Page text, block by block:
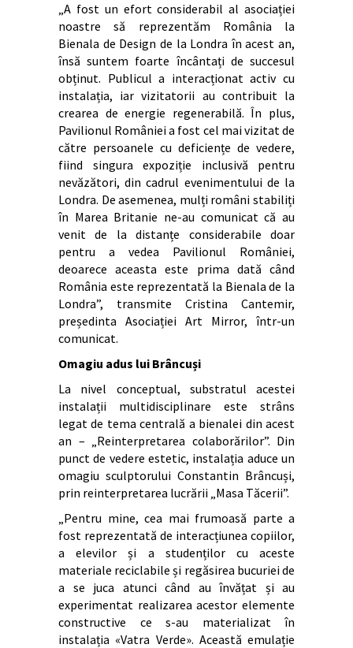
„A fost un efort considerabil al asociației
noastre să reprezentăm România la
Bienala de Design de la Londra în acest an,
însă suntem foarte încântați de succesul
obținut. Publicul a interacționat activ cu
instalația, iar vizitatorii au contribuit la
crearea de energie regenerabilă. În plus,
Pavilionul României a fost cel mai vizitat de
către persoanele cu deficiențe de vedere,
fiind singura expoziție inclusivă pentru
nevăzători, din cadrul evenimentului de la
Londra. De asemenea, mulți români stabiliți
în Marea Britanie ne-au comunicat că au
venit de la distanțe considerabile doar
pentru a vedea Pavilionul României,
deoarece aceasta este prima dată când
România este reprezentată la Bienala de la
Londra”, transmite Cristina Cantemir,
președinta Asociației Art Mirror, într-un
comunicat.
Omagiu adus lui Brâncuși
La nivel conceptual, substratul acestei
instalații multidisciplinare este strâns
legat de tema centrală a bienalei din acest
an – „Reinterpretarea colaborărilor”. Din
punct de vedere estetic, instalația aduce un
omagiu sculptorului Constantin Brâncuși,
prin reinterpretarea lucrării „Masa Tăcerii”.
„Pentru mine, cea mai frumoasă parte a
fost reprezentată de interacțiunea copiilor,
a elevilor și a studenților cu aceste
materiale reciclabile și regăsirea bucuriei de
a se juca atunci când au învățat și au
experimentat realizarea acestor elemente
constructive ce s-au materializat în
instalația «Vatra Verde». Această emulație